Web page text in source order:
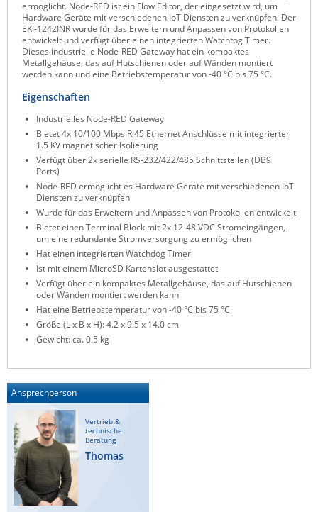
SIRIO Antenne
Sunbird
Tactical Software
TEKTELIC
Teltonika
Unwired Networks
Vision
WATTECO
Westermo
Yuasa
ZPE Systems
News zu unseren Herstellern
ermöglicht. Node-RED ist ein Flow Editor, der eingesetzt wird, um
Hardware Geräte mit verschiedenen IoT Diensten zu verknüpfen. Der
EKI-1242INR wurde für das Erweitern und Anpassen von Protokollen
entwickelt und verfügt über einen integrierten Watchtog Timer.
Dieses industrielle Node-RED Gateway hat ein kompaktes
Metallgehäuse, das auf Hutschienen oder auf Wänden montiert
werden kann und eine Betriebstemperatur von -40 °C bis 75 °C.
Eigenschaften
Industrielles Node-RED Gateway
Bietet 4x 10/100 Mbps RJ45 Ethernet Anschlüsse mit integrierter
1.5 KV magnetischer Isolierung
Verfügt über 2x serielle RS-232/422/485 Schnittstellen (DB9
Ports)
Node-RED ermöglicht es Hardware Geräte mit verschiedenen IoT
Diensten zu verknüpfen
Wurde für das Erweitern und Anpassen von Protokollen entwickelt
Bietet einen Terminal Block mit 2x 12-48 VDC Stromeingängen,
um eine redundante Stromversorgung zu ermöglichen
Hat einen integrierten Watchdog Timer
Ist mit einem MicroSD Kartenslot ausgestattet
Verfügt über ein kompaktes Metallgehäuse, das auf Hutschienen
oder Wänden montiert werden kann
Hat eine Betriebstemperatur von -40 °C bis 75 °C
Größe (L x B x H): 4.2 x 9.5 x 14.0 cm
Gewicht: ca. 0.5 kg
Ansprechperson
Vertrieb &
technische
Beratung
Thomas